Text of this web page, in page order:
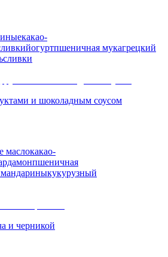
какао-
йогуртпшеничная мукагрецкий
сливки
и шоколадным соусом
маслокакао-
пшеничная
мандариныкукурузный
и черникой